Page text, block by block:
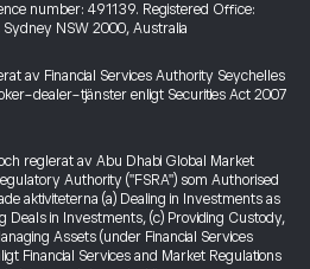
number: 491139. Registered Office:
NSW 2000, Australia
av Financial Services Authority Seychelles
dealer-tjänster enligt Securities Act 2007
reglerat av Abu Dhabi Global Market
Authority ("FSRA") som Authorised
aktiviteterna (a) Dealing in Investments as
Deals in Investments, (c) Providing Custody,
Assets (under Financial Services
Financial Services and Market Regulations